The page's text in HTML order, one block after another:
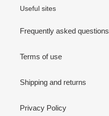
Useful sites
Frequently asked questions
Terms of use
Shipping and returns
Privacy Policy